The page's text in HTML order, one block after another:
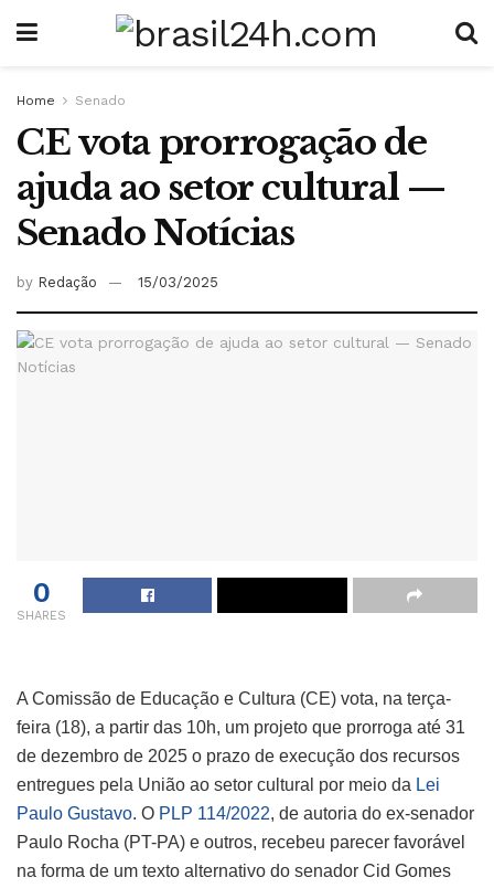
Home Senado
CE vota prorrogação de
ajuda ao setor cultural —
Senado Notícias
by Redação 15/03/2025
0
SHARES
A Comissão de Educação e Cultura (CE) vota, na terça-
feira (18), a partir das 10h, um projeto que prorroga até 31
de dezembro de 2025 o prazo de execução dos recursos
entregues pela União ao setor cultural por meio da Lei
Paulo Gustavo. O PLP 114/2022, de autoria do ex-senador
Paulo Rocha (PT-PA) e outros, recebeu parecer favorável
na forma de um texto alternativo do senador Cid Gomes